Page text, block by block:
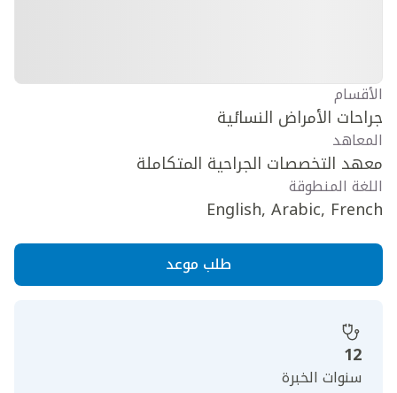
الأقسام
جراحات الأمراض النسائية
المعاهد
معهد التخصصات الجراحية المتكاملة
اللغة المنطوقة
English, Arabic, French
طلب موعد
12
سنوات الخبرة